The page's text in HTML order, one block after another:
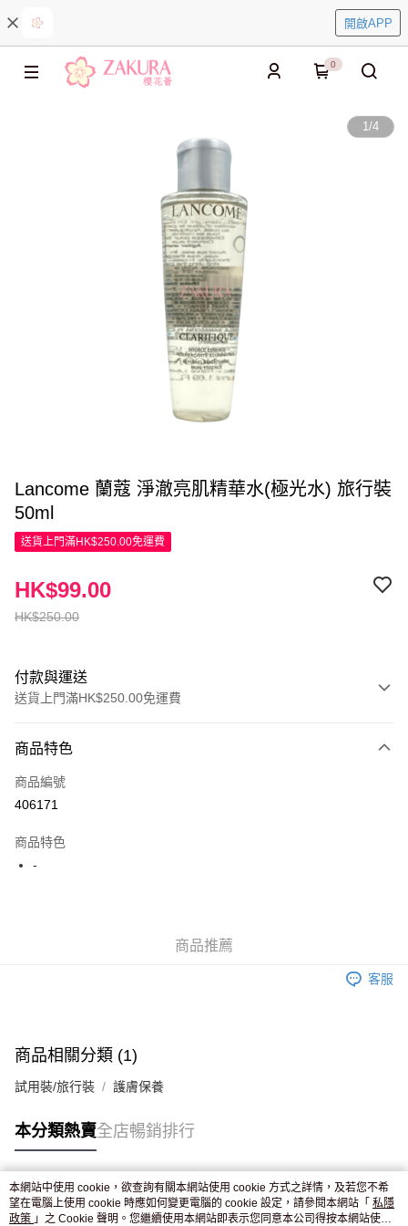
開啟APP
0
1/4
Lancome 蘭蔻 淨澈亮肌精華水(極光水) 旅行裝
50ml
送貨上門滿HK$250.00免運費
HK$250.00
HK$99.00
付款與運送
送貨上門滿HK$250.00免運費
信用卡
Apple Pay
JD京東物流，訂單確認發貨後2-4個工作天送達
商品特色
商品編號
406171
商品特色
-
商品推薦
客服
商品相關分類 (1)
試用裝/旅行裝 護膚保養
本分類熱賣全店暢銷排行
熱門標籤
本網站中使用 cookie，欲查詢有關本網站使用 cookie 方式之詳情，及若您不希
望在電腦上使用 cookie 時應如何變更電腦的 cookie 設定，請參閱本網站「 私隱
政策 」之 Cookie 聲明。您繼續使用本網站即表示您同意本公司得按本網站使用